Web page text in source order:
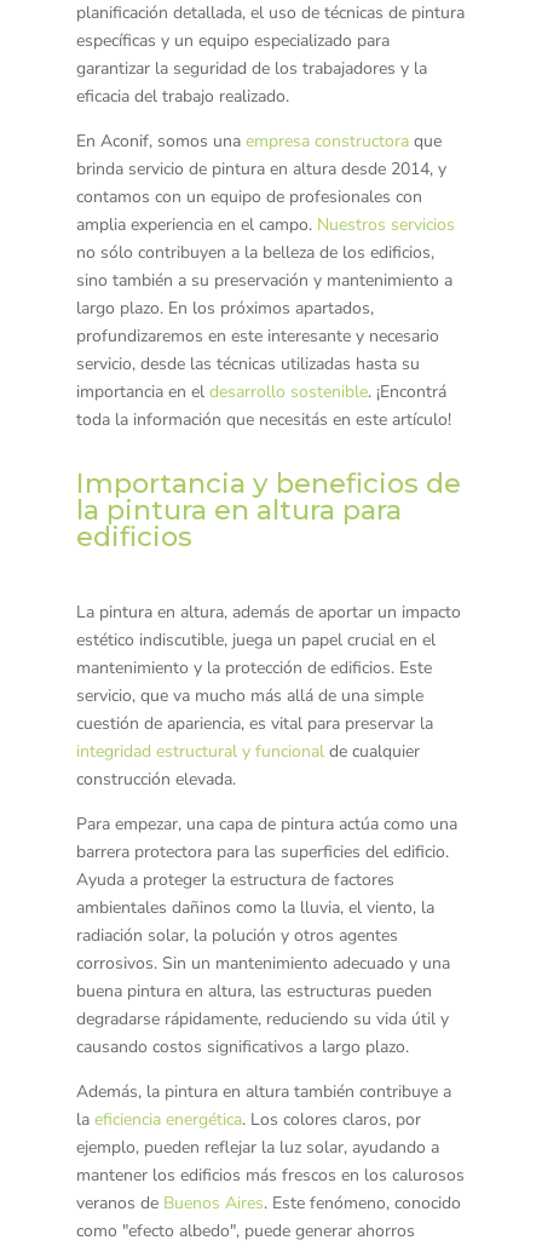
planificación detallada, el uso de técnicas de pintura
específicas y un equipo especializado para
garantizar la seguridad de los trabajadores y la
eficacia del trabajo realizado.
En Aconif, somos una empresa constructoraque
brinda servicio de pintura en altura desde 2014, y
contamos con un equipo de profesionales con
amplia experiencia en el campo. Nuestros servicios
no sólo contribuyen a la belleza de los edificios,
sino también a su preservación y mantenimiento a
largo plazo. En los próximos apartados,
profundizaremos en este interesante y necesario
servicio, desde las técnicas utilizadas hasta su
importancia en el desarrollo sostenible. ¡Encontrá
toda la información que necesitás en este artículo!
Importancia y beneficios de
la pintura en altura para
edificios
La pintura en altura, además de aportar un impacto
estético indiscutible, juega un papel crucial en el
mantenimiento y la protección de edificios. Este
servicio, que va mucho más allá de una simple
cuestión de apariencia, es vital para preservar la
integridad estructural y funcionalde cualquier
construcción elevada.
Para empezar, una capa de pintura actúa como una
barrera protectora para las superficies del edificio.
Ayuda a proteger la estructura de factores
ambientales dañinos como la lluvia, el viento, la
radiación solar, la polución y otros agentes
corrosivos. Sin un mantenimiento adecuado y una
buena pintura en altura, las estructuras pueden
degradarse rápidamente, reduciendo su vida útil y
causando costos significativos a largo plazo.
Además, la pintura en altura también contribuye a
la eficiencia energética. Los colores claros, por
ejemplo, pueden reflejar la luz solar, ayudando a
mantener los edificios más frescos en los calurosos
veranos de Buenos Aires. Este fenómeno, conocido
como "efecto albedo", puede generar ahorros